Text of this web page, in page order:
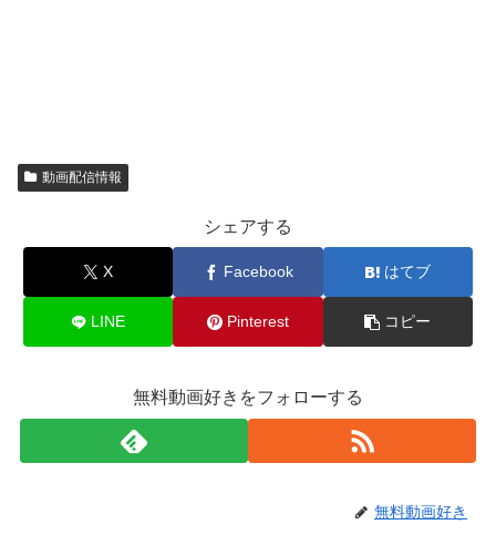
動画配信情報
シェアする
X Facebook はてブ
LINE Pinterest コピー
無料動画好きをフォローする
無料動画好き